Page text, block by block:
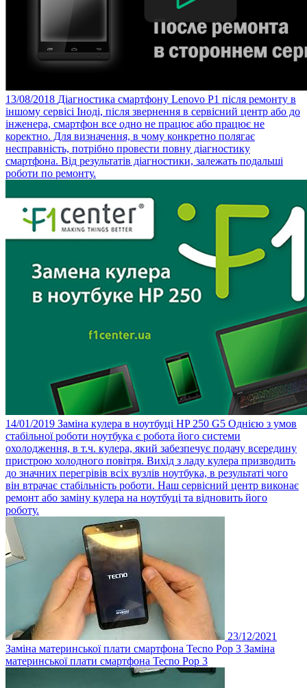
13/08/2018 Діагностика смартфону Lenovo Р1 після ремонту в
іншому сервісі Іноді, після звернення в сервісний центр або до
інженера, смартфон все одно не працює або працює не
коректно. Для визначення, в чому конкретно полягає
несправність, потрібно провести повну діагностику
смартфона. Від результатів діагностики, залежать подальші
роботи по ремонту.
14/01/2019 Заміна кулера в ноутбуці HP 250 G5 Однією з умов
стабільної роботи ноутбука є робота його системи
охолодження, в т.ч. кулера, який забезпечує подачу всередину
пристрою холодного повітря. Вихід з ладу кулера призводить
до значних перегрівів всіх вузлів ноутбука, в результаті чого
він втрачає стабільність роботи. Наш сервісний центр виконає
ремонт або заміну кулера на ноутбуці та відновить його
роботу.
23/12/2021
Заміна материнської плати смартфона Tecno Pop 3 Заміна
материнської плати смартфона Tecno Pop 3